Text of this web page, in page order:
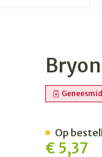
€ 5,37
Op